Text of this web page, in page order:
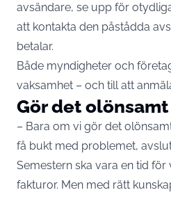
avsändare, se upp för
att kontakta den påstådda
betalar.
Både myndigheter och
vaksamhet – och till att
Gör det
– Bara om vi gör det
få bukt med problemet,
Semestern ska vara en tid för
fakturor. Men med rätt